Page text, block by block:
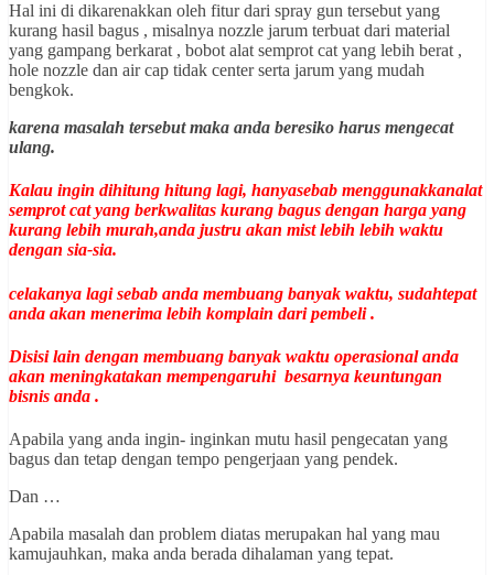
Hal ini di dikarenakkan oleh fitur dari spray gun tersebut yang
kurang hasil bagus , misalnya nozzle jarum terbuat dari material
yang gampang berkarat , bobot alat semprot cat yang lebih berat ,
hole nozzle dan air cap tidak center serta jarum yang mudah
bengkok.
karena masalah tersebut maka anda beresiko harus mengecat
ulang.
Kalau ingin dihitung hitung lagi, hanyasebab menggunakkanalat
semprot cat yang berkwalitas kurang bagus dengan harga yang
kurang lebih murah,anda justru akan mist lebih lebih waktu
dengan sia-sia.
celakanya lagi sebab anda membuang banyak waktu, sudahtepat
anda akan menerima lebih komplain dari pembeli .
Disisi lain dengan membuang banyak waktu operasional anda
akan meningkatakan mempengaruhi besarnya keuntungan
bisnis anda .
Apabila yang anda ingin- inginkan mutu hasil pengecatan yang
bagus dan tetap dengan tempo pengerjaan yang pendek.
Dan …
Apabila masalah dan problem diatas merupakan hal yang mau
kamujauhkan, maka anda berada dihalaman yang tepat.